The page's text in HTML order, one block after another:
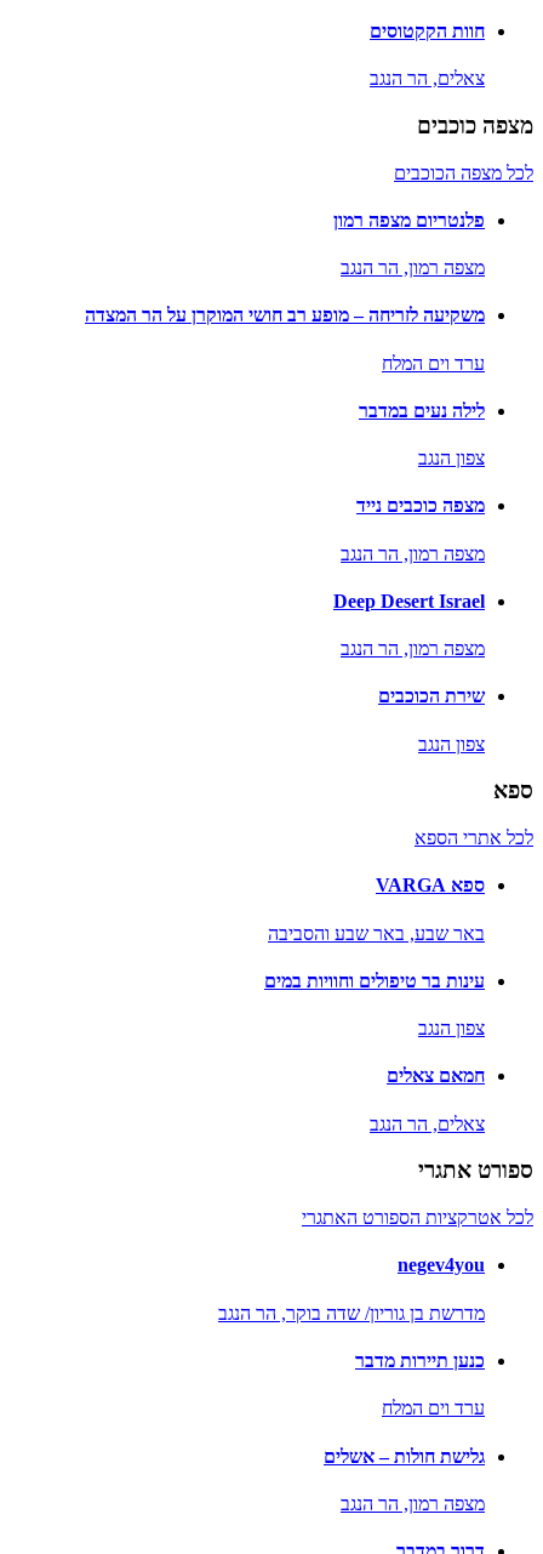
חוות הקקטוסים
צאלים, הר הנגב
מצפה כוכבים
לכל מצפה הכוכבים
פלנטריום מצפה רמון
מצפה רמון, הר הנגב
משקיעה לזריחה – מופע רב חושי המוקרן על הר המצדה
ערד וים המלח
לילה נעים במדבר
צפון הנגב
מצפה כוכבים נייד
מצפה רמון, הר הנגב
Deep Desert Israel
מצפה רמון, הר הנגב
שירת הכוכבים
צפון הנגב
ספא
לכל אתרי הספא
ספא VARGA
באר שבע, באר שבע והסביבה
עינות בר טיפולים וחוויות במים
צפון הנגב
חמאם צאלים
צאלים, הר הנגב
ספורט אתגרי
לכל אטרקציות הספורט האתגרי
negev4you
מדרשת בן גוריון/ שדה בוקר, הר הנגב
כנען תיירות מדבר
ערד וים המלח
גלישת חולות – אשלים
מצפה רמון, הר הנגב